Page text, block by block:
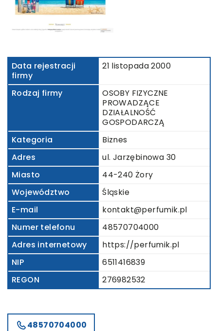
Data rejestracji
firmy
21 listopada 2000
Rodzaj firmy
OSOBY FIZYCZNE
PROWADZĄCE
DZIAŁALNOŚĆ
GOSPODARCZĄ
Kategoria
Biznes
Adres
ul. Jarzębinowa 30
Miasto
44-240 Żory
Województwo
Śląskie
E-mail
kontakt@perfumik.pl
Numer telefonu
48570704000
Adres internetowy
https://perfumik.pl
NIP
6511416839
REGON
276982532
48570704000